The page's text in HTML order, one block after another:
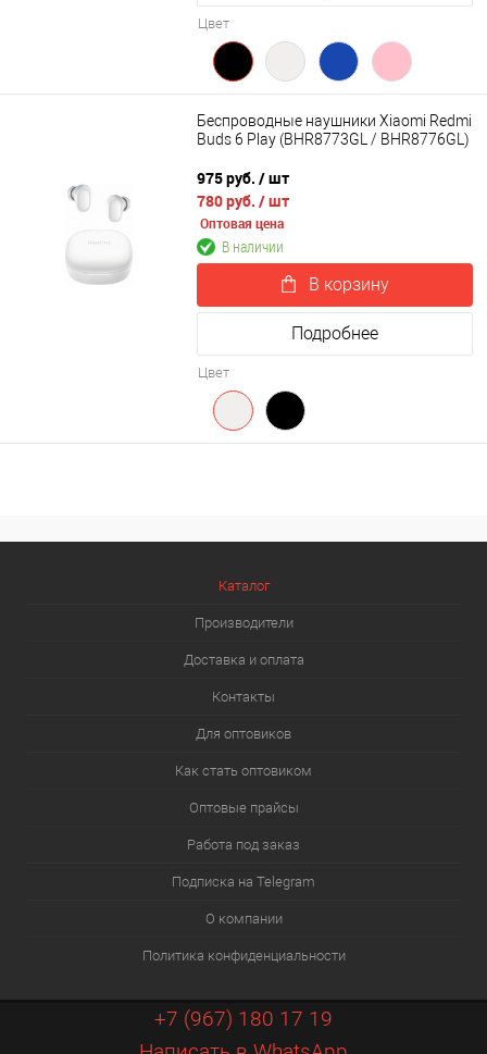
Цвет
Беспроводные наушники Xiaomi Redmi
Buds 6 Play (BHR8773GL / BHR8776GL)
975 руб. / шт
780 руб. / шт
Оптовая цена
В наличии
В корзину
Подробнее
Цвет
Каталог
Производители
Доставка и оплата
Контакты
Для оптовиков
Как стать оптовиком
Оптовые прайсы
Работа под заказ
Подписка на Telegram
О компании
Политика конфиденциальности
+7 (967) 180 17 19